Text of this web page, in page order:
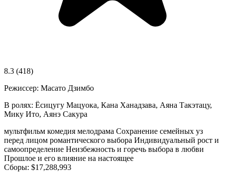
8.3 (418)
Режиссер: Масато Дзимбо
В ролях: Ёсицугу Мацуока, Кана Ханадзава, Аяна Такэтацу,
Мику Ито, Аянэ Сакура
мультфильм комедия мелодрама Сохранение семейных уз
перед лицом романтического выбора Индивидуальный рост и
самоопределение Неизбежность и горечь выбора в любви
Прошлое и его влияние на настоящее
Сборы: $17,288,993